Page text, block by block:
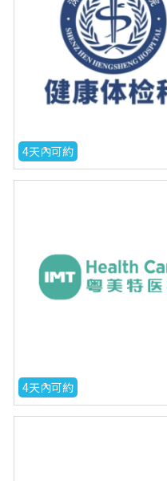
4天內可約
4天內可約